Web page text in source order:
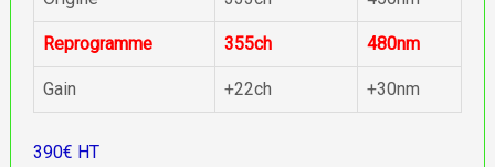
Reprogramme 355ch 480nm
Gain +22ch +30nm
390€ HT